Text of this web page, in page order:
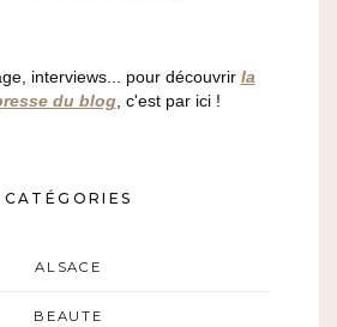
interviews... pour découvrir la
du blog, c'est par ici !
CATÉGORIES
ALSACE
BEAUTE